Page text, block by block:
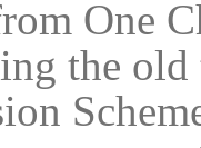
One
the